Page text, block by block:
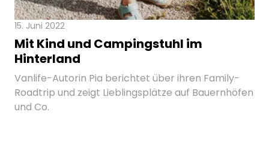
15. Juni 2022
Mit Kind und Campingstuhl im
Hinterland
Vanlife-Autorin Pia berichtet über ihren Family-
Roadtrip und zeigt Lieblingsplätze auf Bauernhöfen
und Co.